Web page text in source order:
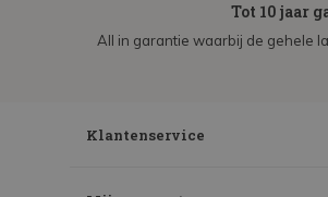
Tot 10 jaar
All in garantie waarbij de gehele
Klantenservice